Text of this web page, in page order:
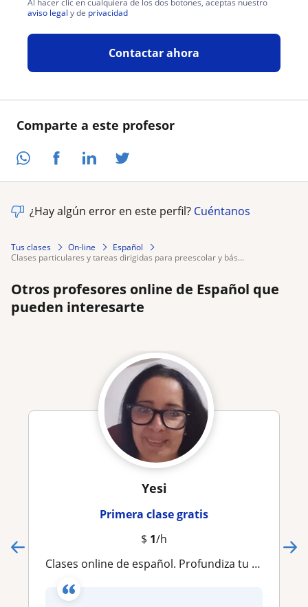
Comparte a este profesor
aviso legal y de privacidad
Contactar ahora
¿Hay algún error en este perfil? Cuéntanos
Tus clases On-line
Español
clases particulares y tareas dirigidas para preescolar y bás...
Otros profesores online de Español que
pueden interesarte
Yesi
Primera clase gratis
$ 1/h
Clases online de español. Profundiza tu español y llévalo al siguiente nivel con clases interesantes y divertidas